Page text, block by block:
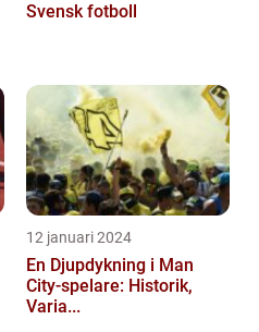
Svensk fotboll
12 januari 2024
En Djupdykning i Man
City-spelare: Historik,
Varia...